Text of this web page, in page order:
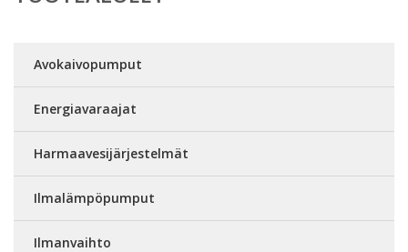
Avokaivopumput
Energiavaraajat
Harmaavesijärjestelmät
Ilmalämpöpumput
Ilmanvaihto